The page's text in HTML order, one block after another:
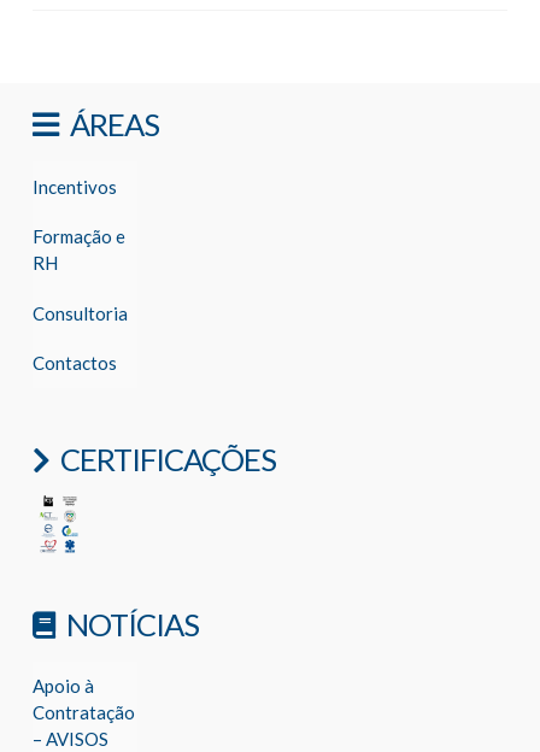
ÁREAS
Incentivos
Formação e
RH
Consultoria
Contactos
CERTIFICAÇÕES
NOTÍCIAS
Apoio à
Contratação
– AVISOS